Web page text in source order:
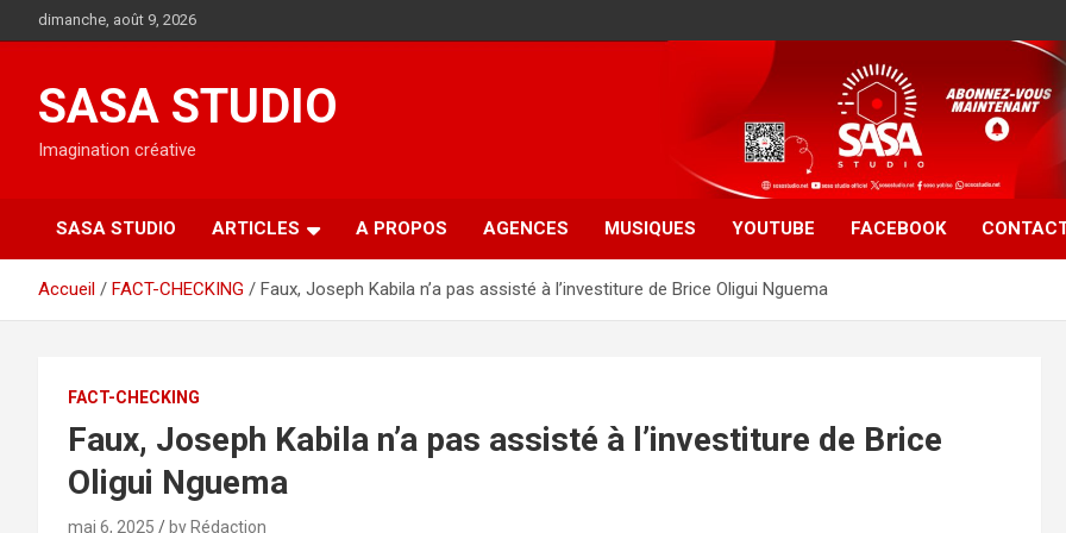
au
dimanche, août 9, 2026
SASA STUDIO
Imagination créative
SASA STUDIO ARTICLES A PROPOS AGENCES MUSIQUES YOUTUBE FACEBOOK
Accueil FACT-CHECKING Faux, Joseph Kabila n’a pas assisté à l’investiture de Brice Oligui Nguema
FACT-CHECKING
Faux, Joseph Kabila n’a pas assisté à l’investiture de Brice
Oligui Nguema
mai 6, 2025 by Rédaction